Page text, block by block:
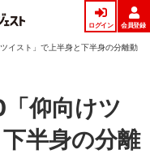
ログイン 会員登録
イスト」で上半身と下半身の分離動
仰向けツ
半身の分離